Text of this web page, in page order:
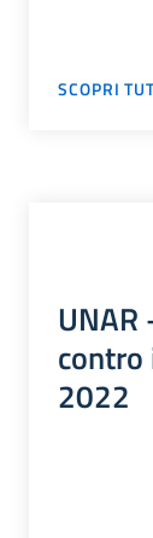
SCOPRI
UNAR
2022